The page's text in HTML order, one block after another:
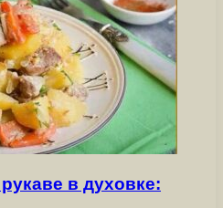
в духовке: